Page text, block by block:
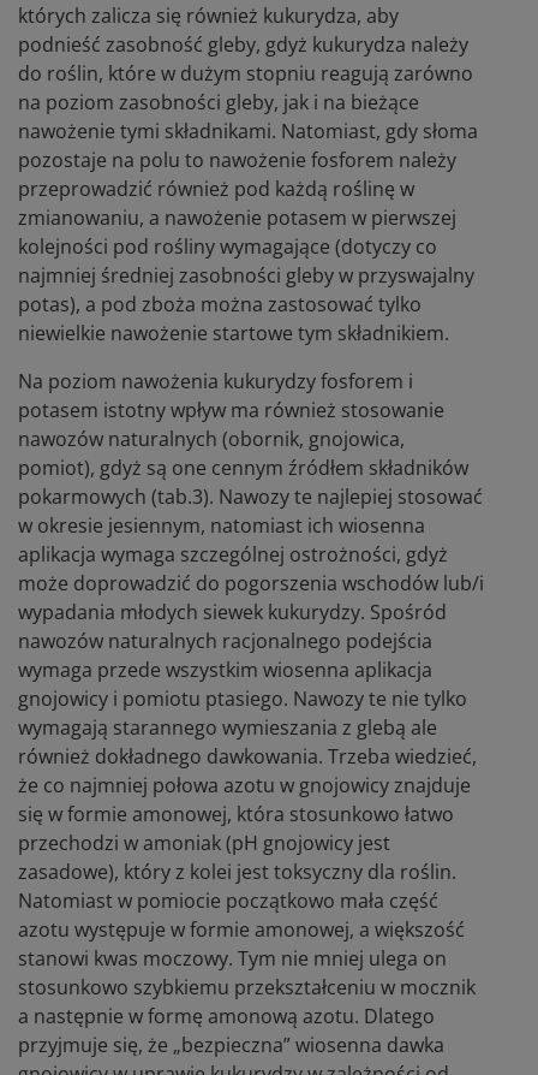
których zalicza się również kukurydza, aby
podnieść zasobność gleby, gdyż kukurydza należy
do roślin, które w dużym stopniu reagują zarówno
na poziom zasobności gleby, jak i na bieżące
nawożenie tymi składnikami. Natomiast, gdy słoma
pozostaje na polu to nawożenie fosforem należy
przeprowadzić również pod każdą roślinę w
zmianowaniu, a nawożenie potasem w pierwszej
kolejności pod rośliny wymagające (dotyczy co
najmniej średniej zasobności gleby w przyswajalny
potas), a pod zboża można zastosować tylko
niewielkie nawożenie startowe tym składnikiem.
Na poziom nawożenia kukurydzy fosforem i
potasem istotny wpływ ma również stosowanie
nawozów naturalnych (obornik, gnojowica,
pomiot), gdyż są one cennym źródłem składników
pokarmowych (tab.3). Nawozy te najlepiej stosować
w okresie jesiennym, natomiast ich wiosenna
aplikacja wymaga szczególnej ostrożności, gdyż
może doprowadzić do pogorszenia wschodów lub/i
wypadania młodych siewek kukurydzy. Spośród
nawozów naturalnych racjonalnego podejścia
wymaga przede wszystkim wiosenna aplikacja
gnojowicy i pomiotu ptasiego. Nawozy te nie tylko
wymagają starannego wymieszania z glebą ale
również dokładnego dawkowania. Trzeba wiedzieć,
że co najmniej połowa azotu w gnojowicy znajduje
się w formie amonowej, która stosunkowo łatwo
przechodzi w amoniak (pH gnojowicy jest
zasadowe), który z kolei jest toksyczny dla roślin.
Natomiast w pomiocie początkowo mała część
azotu występuje w formie amonowej, a większość
stanowi kwas moczowy. Tym nie mniej ulega on
stosunkowo szybkiemu przekształceniu w mocznik
a następnie w formę amonową azotu. Dlatego
przyjmuje się, że „bezpieczna” wiosenna dawka